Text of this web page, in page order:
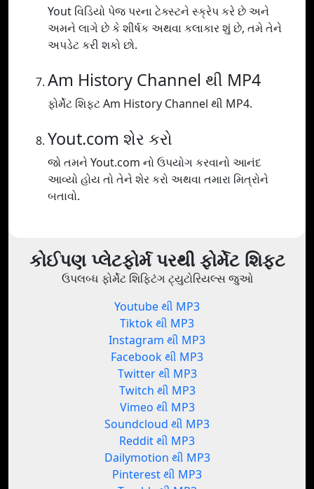
Yout વિડિયો પેજ પરના ટેક્સ્ટને સ્ક્રેપ કરે છે અને
અમને લાગે છે કે શીર્ષક અથવા કલાકાર શું છે, તમે તેને
અપડેટ કરી શકો છો.
Am History Channel થી MP4
ફોર્મેટ શિફ્ટ Am History Channel થી MP4.
Yout.com શેર કરો
જો તમને Yout.com નો ઉપયોગ કરવાનો આનંદ
આવ્યો હોય તો તેને શેર કરો અથવા તમારા મિત્રોને
બતાવો.
કોઈપણ પ્લેટફોર્મ પરથી ફોર્મેટ શિફ્ટ
ઉપલબ્ધ ફોર્મેટ શિફ્ટિંગ ટ્યુટોરિયલ્સ જુઓ
Youtube થી MP3
Tiktok થી MP3
Instagram થી MP3
Facebook થી MP3
Twitter થી MP3
Twitch થી MP3
Vimeo થી MP3
Soundcloud થી MP3
Reddit થી MP3
Dailymotion થી MP3
Pinterest થી MP3